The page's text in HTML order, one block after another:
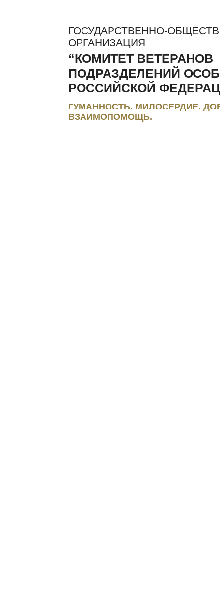
ГОСУДАРСТВЕННО-
ОРГАНИЗАЦИЯ
“КОМИТЕТ ВЕТЕРАНОВ
ПОДРАЗДЕЛЕНИЙ
РОССИЙСКОЙ
ГУМАННОСТЬ. МИЛОСЕРДИЕ.
ВЗАИМОПОМОЩЬ.